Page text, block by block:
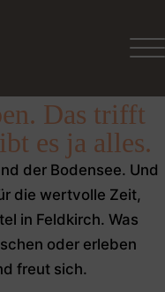
Das trifft
es ja alles.
der Bodensee. Und
die wertvolle Zeit,
in Feldkirch. Was
oder erleben
freut sich.